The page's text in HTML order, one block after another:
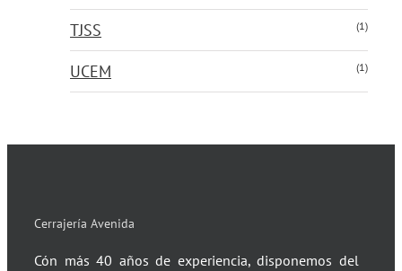
TJSS (1)
UCEM (1)
Cerrajería Avenida
Cón más 40 años de experiencia, disponemos del